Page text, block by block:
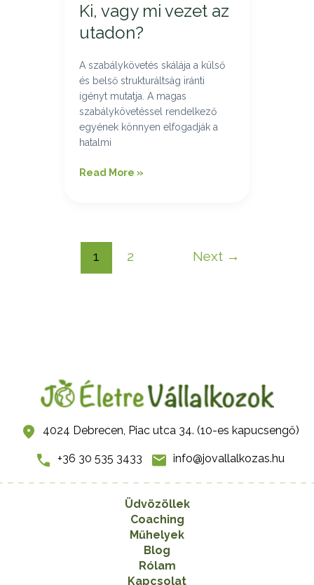
Ki, vagy mi vezet az
utadon?
A szabálykövetés skálája a külső
és belső strukturáltság iránti
igényt mutatja. A magas
szabálykövetéssel rendelkező
egyének könnyen elfogadják a
hatalmi
Read More »
1 2 Next →
4024 Debrecen, Piac utca 34. (10-es kapucsengő)
+36 30 535 3433 info@jovallalkozas.hu
Üdvözöllek
Coaching
Műhelyek
Blog
Rólam
Kapcsolat